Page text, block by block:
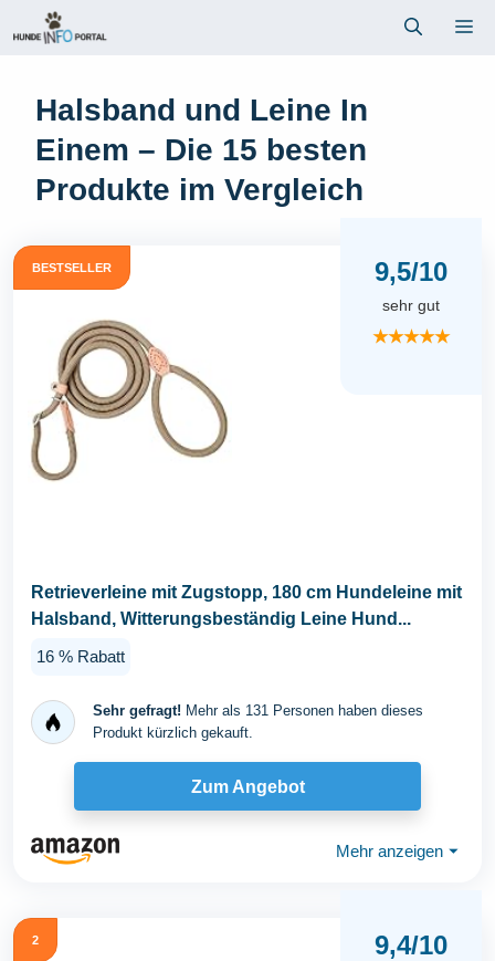
Inhalt
Halsband und Leine In
Einem – Die 15 besten
Produkte im Vergleich
BESTSELLER 9,5/10
sehr gut
★★★★★
Retrieverleine mit Zugstopp, 180 cm Hundeleine mit
Halsband, Witterungsbeständig Leine Hund...
16 % Rabatt
Sehr gefragt! Mehr als 131 Personen haben dieses
Produkt kürzlich gekauft.
Zum Angebot
Mehr anzeigen ⏷
2 9,4/10